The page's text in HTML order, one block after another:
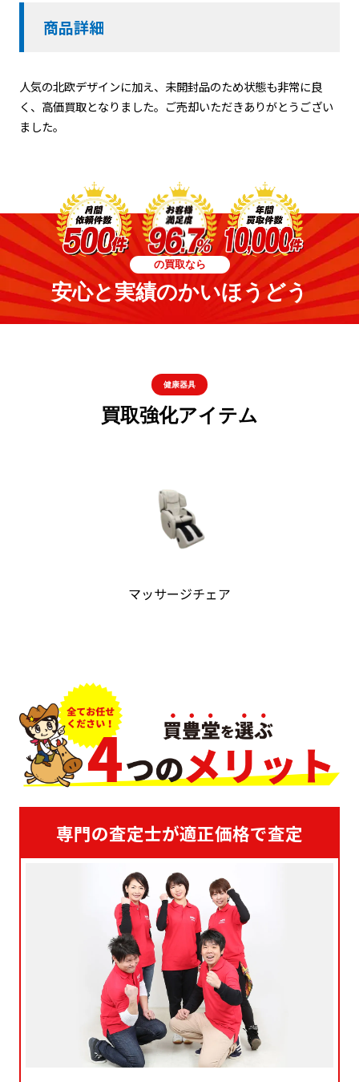
商品詳細
人気の北欧デザインに加え、未開封品のため状態も非常に良
く、高価買取となりました。ご売却いただきありがとうござい
ました。
の買取なら
安心と実績のかいほうどう
健康器具
買取強化アイテム
マッサージチェア
専門の査定士が適正価格で査定